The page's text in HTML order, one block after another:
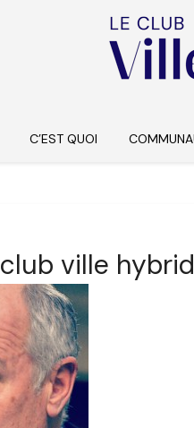
C’EST QUOI
club ville